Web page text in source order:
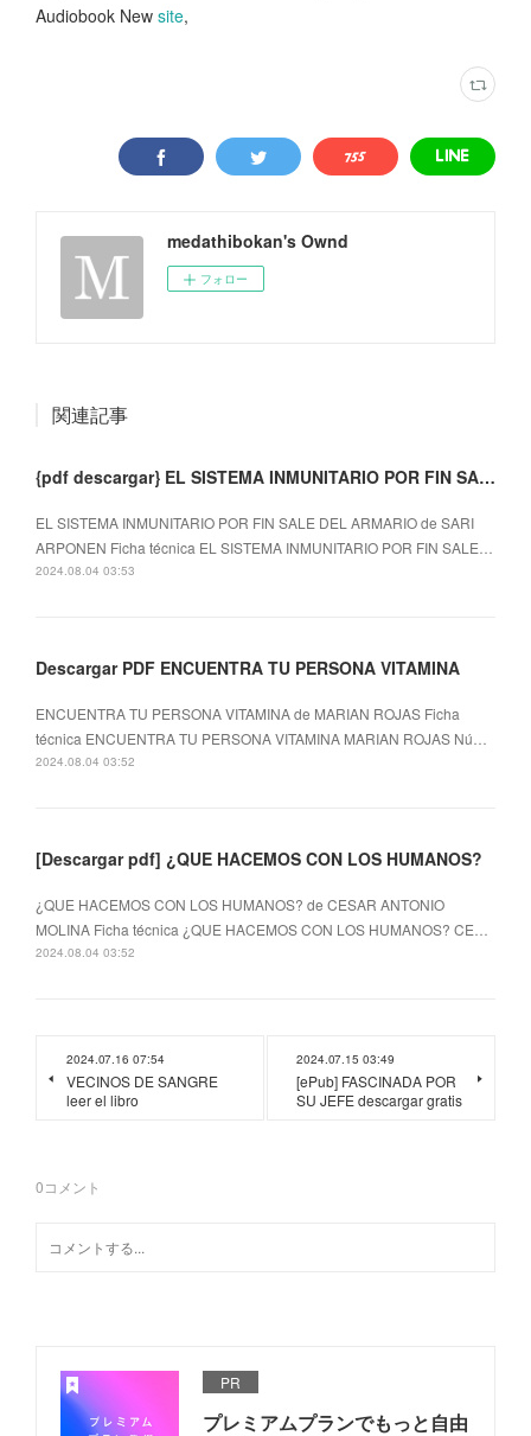
Audiobook New site,
medathibokan's Ownd
フォロー
関連記事
{pdf descargar} EL SISTEMA INMUNITARIO POR FIN SALE DEL ARMARIO
EL SISTEMA INMUNITARIO POR FIN SALE DEL ARMARIO de SARI
ARPONEN Ficha técnica EL SISTEMA INMUNITARIO POR FIN SALE…
2024.08.04 03:53
Descargar PDF ENCUENTRA TU PERSONA VITAMINA
ENCUENTRA TU PERSONA VITAMINA de MARIAN ROJAS Ficha
técnica ENCUENTRA TU PERSONA VITAMINA MARIAN ROJAS Nú…
2024.08.04 03:52
[Descargar pdf] ¿QUE HACEMOS CON LOS HUMANOS?
¿QUE HACEMOS CON LOS HUMANOS? de CESAR ANTONIO
MOLINA Ficha técnica ¿QUE HACEMOS CON LOS HUMANOS? CE…
2024.08.04 03:52
2024.07.16 07:54
VECINOS DE SANGRE
leer el libro
2024.07.15 03:49
[ePub] FASCINADA POR
SU JEFE descargar gratis
0コメント
PR
プレミアムプランでもっと自由